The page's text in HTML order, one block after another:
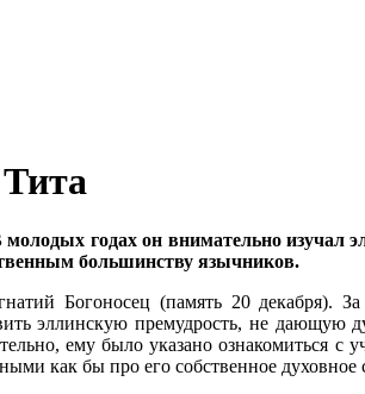
годах он внимательно изучал
большинству язычников.
Богоносец (память 20
эллинскую премудрость, не дающую
ему было указано ознакомиться с
как бы про его собственное духовное